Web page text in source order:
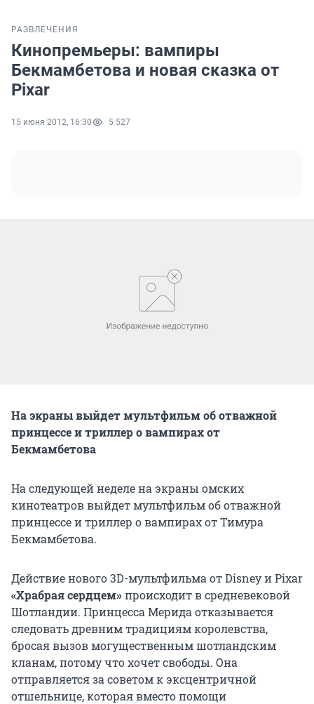
РАЗВЛЕЧЕНИЯ
Кинопремьеры: вампиры
Бекмамбетова и новая сказка от
Pixar
15 июня 2012, 16:30 5 527
На экраны выйдет мультфильм об отважной
принцессе и триллер о вампирах от
Бекмамбетова
На следующей неделе на экраны омских
кинотеатров выйдет мультфильм об отважной
принцессе и триллер о вампирах от Тимура
Бекмамбетова.
Действие нового 3D-мультфильма от Disney и Pixar
«Храбрая сердцем»происходит в средневековой
Шотландии. Принцесса Мерида отказывается
следовать древним традициям королевства,
бросая вызов могущественным шотландским
кланам, потому что хочет свободы. Она
отправляется за советом к эксцентричной
отшельнице, которая вместо помощи